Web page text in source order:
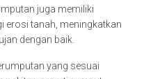
juga memiliki
erosi tanah, meningkatkan
dengan baik.
yang sesuai